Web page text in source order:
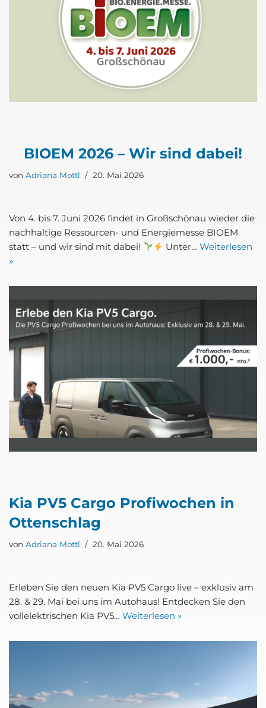
BIO­EM 2026 – Wir sind dabei!
von Adriana Mottl 20. Mai 2026
Von 4. bis 7. Juni 2026 fin­det in Groß­schön­au wie­der die
nach­hal­ti­ge Res­­sour­cen- und Ener­gie­mes­se BIO­EM
statt – und wir sind mit dabei!
Unter…Wei­ter­le­sen
»
Kia PV5 Car­go Pro­fi­wo­chen in
Otten­schlag
von Adriana Mottl 20. Mai 2026
Erle­ben Sie den neu­en Kia PV5 Car­go live – exklu­siv am
28. & 29. Mai bei uns im Auto­haus! Ent­de­cken Sie den
voll­elek­tri­schen Kia PV5… Wei­ter­le­sen »